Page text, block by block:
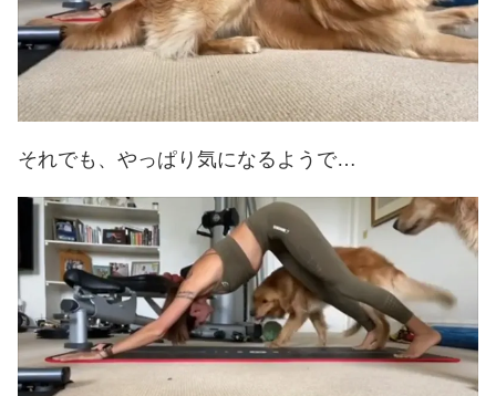
それでも、やっぱり気になるようで…